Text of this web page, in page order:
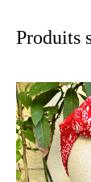
Produits